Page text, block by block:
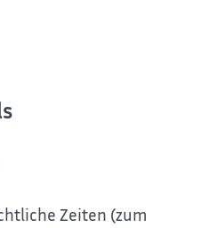
Zeiten (zum